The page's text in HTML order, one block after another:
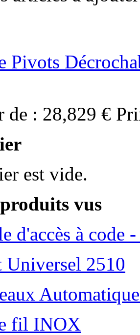
Pivots
de : 28,829 €
est vide.
vus
d'accès à code
2510
fil INOX